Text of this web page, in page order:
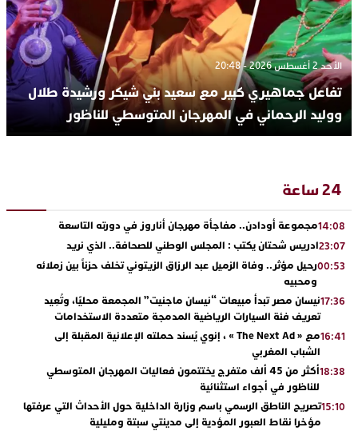
الأحد 2 أغسطس 2026 - 20:48
تفاعل جماهيري كبير مع سعيد بني شيكر ورشيدة طلال
ووليد الرحماني في المهرجان المتوسطي للناظور
24 ساعة
14:08مجموعة أودادن.. مفاجأة مهرجان أناروز في دورته التاسعة
23:07ادريس شحتان يكتب : المجلس الوطني للصحافة.. الذي نريد
00:53رحيل مؤثر.. وفاة الزميل عبد الرزاق الزيتوني تخلف حزناً بين زملائه
ومحبيه
17:36نيسان مصر تبدأ مبيعات “نيسان ماجنيت” المجمعة محليًا، وتُعِيد
تعريف فئة السيارات الرياضية المدمجة متعددة الاستخدامات
16:41
مع « The Next Ad » ، إنوي يُسند حملته الإعلانية المقبلة إلى
الشباب المغربي
18:38
أكثر من 45 ألف متفرج يختتمون فعاليات المهرجان المتوسطي
للناظور في أجواء استثنائية
15:10تصريح الناطق الرسمي باسم وزارة الداخلية حول الأحداث التي عرفتها
مؤخرا نقاط العبور المؤدية إلى مدينتي سبتة ومليلية